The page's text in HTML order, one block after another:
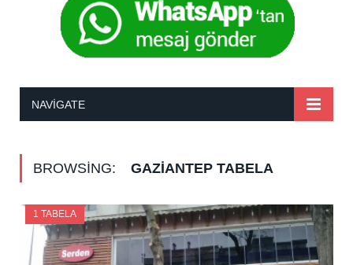
NAVIGATE
BROWSING: GAZIANTEP TABELA
1 TABELA